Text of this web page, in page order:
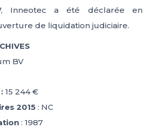
Inneotec a été déclarée en
de liquidation judiciaire.
15 244 €
2015 : NC
: 1987